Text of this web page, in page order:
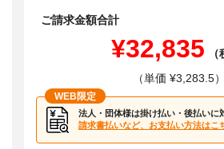
ご請求金額合計
¥32,835
（単価 ¥3,283.5）
WEB限定
法人・団体様は掛け払い・後払いに
請求書払いなど、お支払い方法はこ